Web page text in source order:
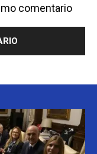
comentario